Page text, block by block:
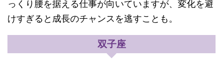
っくり腰を据える仕事が向いていますが、変化を避
けすぎると成長のチャンスを逃すことも。
双子座